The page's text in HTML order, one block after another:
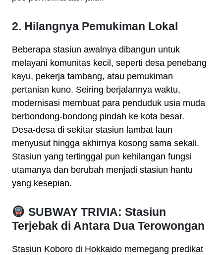
2. Hilangnya Pemukiman Lokal
Beberapa stasiun awalnya dibangun untuk
melayani komunitas kecil, seperti desa penebang
kayu, pekerja tambang, atau pemukiman
pertanian kuno. Seiring berjalannya waktu,
modernisasi membuat para penduduk usia muda
berbondong-bondong pindah ke kota besar.
Desa-desa di sekitar stasiun lambat laun
menyusut hingga akhirnya kosong sama sekali.
Stasiun yang tertinggal pun kehilangan fungsi
utamanya dan berubah menjadi stasiun hantu
yang kesepian.
SUBWAY TRIVIA: Stasiun
Terjebak di Antara Dua Terowongan
Stasiun Koboro di Hokkaido memegang predikat